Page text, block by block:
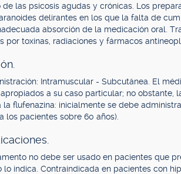
las psicosis agudas y crónicas. Los
delirantes en los que la falta de
absorción de la medicación oral.
por toxinas, radiaciones y fármacos
Intramuscular - Subcutánea. El
a su caso particular; no obstante,
la flufenazina: inicialmente se debe
los pacientes sobre 60 años).
no debe ser usado en pacientes que
lo indica. Contraindicada en pacientes con